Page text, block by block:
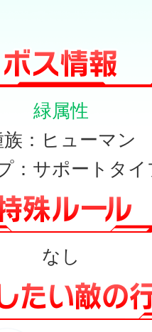
緑属性
族：ヒューマン
：サポートタイ
なし